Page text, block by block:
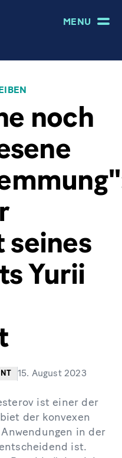
MENU
noch
Yurii
15. August 2023
ist einer der
der konvexen
in der
ist.